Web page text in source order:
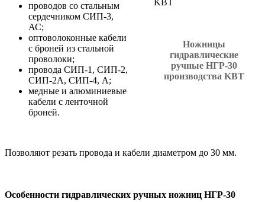
Ножницы
гидравлические
ручные НГР-30
производства KBT
проводов со стальным
сердечником СИП-3,
АС;
оптоволоконные кабели
с броней из стальной
проволоки;
провода СИП-1, СИП-2,
СИП-2А, СИП-4, А;
медные и алюминиевые
кабели с ленточной
броней.
Позволяют резать провода и кабели диаметром до 30 мм.
Особенности гидравлических ручных ножниц НГР-30